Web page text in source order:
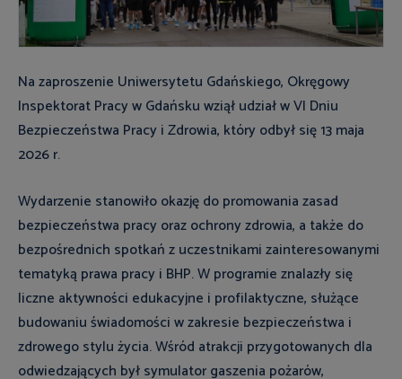
Na zaproszenie Uniwersytetu Gdańskiego, Okręgowy
Inspektorat Pracy w Gdańsku wziął udział w VI Dniu
Bezpieczeństwa Pracy i Zdrowia, który odbył się 13 maja
2026 r.
Wydarzenie stanowiło okazję do promowania zasad
bezpieczeństwa pracy oraz ochrony zdrowia, a także do
bezpośrednich spotkań z uczestnikami zainteresowanymi
tematyką prawa pracy i BHP. W programie znalazły się
liczne aktywności edukacyjne i profilaktyczne, służące
budowaniu świadomości w zakresie bezpieczeństwa i
zdrowego stylu życia. Wśród atrakcji przygotowanych dla
odwiedzających był symulator gaszenia pożarów,